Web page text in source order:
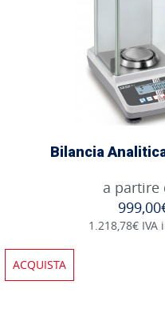
Bilancia
a partire
1.218,78€ IVA
ACQUISTA